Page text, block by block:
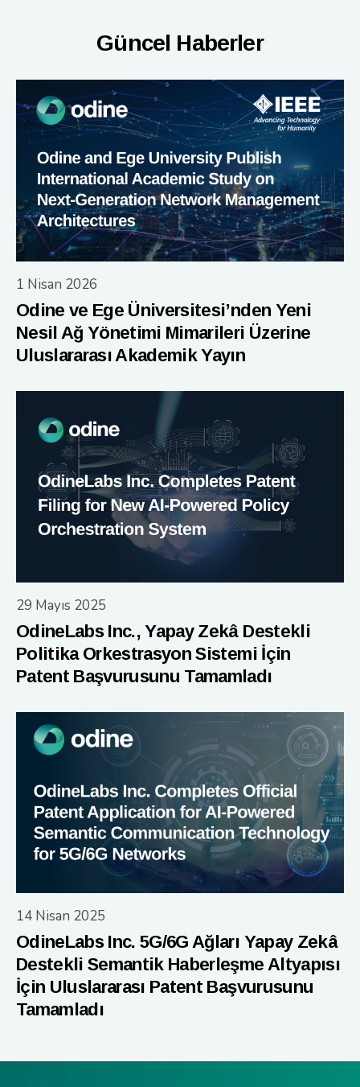
Güncel Haberler
1 Nisan 2026
Odine ve Ege Üniversitesi’nden Yeni
Nesil Ağ Yönetimi Mimarileri Üzerine
Uluslararası Akademik Yayın
29 Mayıs 2025
OdineLabs Inc., Yapay Zekâ Destekli
Politika Orkestrasyon Sistemi İçin
Patent Başvurusunu Tamamladı
14 Nisan 2025
OdineLabs Inc. 5G/6G Ağları Yapay Zekâ
Destekli Semantik Haberleşme Altyapısı
İçin Uluslararası Patent Başvurusunu
Tamamladı